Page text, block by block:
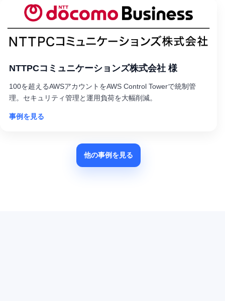
NTTPCコミュニケーションズ株式会社 様
100を超えるAWSアカウントをAWS Control Towerで統制管
理。セキュリティ管理と運用負荷を大幅削減。
事例を見る
他の事例を見る